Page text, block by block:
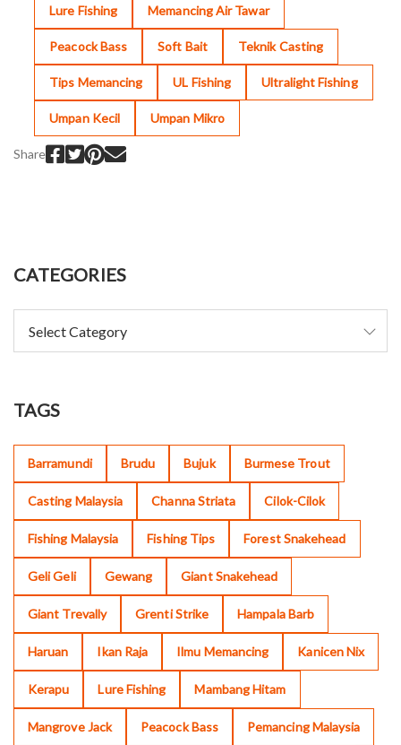
Lure Fishing Memancing Air Tawar
Peacock Bass Soft Bait Teknik Casting
Tips Memancing UL Fishing Ultralight Fishing
Umpan Kecil Umpan Mikro
Share
CATEGORIES
TAGS
Barramundi Brudu Bujuk Burmese Trout
Casting Malaysia Channa Striata Cilok-Cilok
Fishing Malaysia Fishing Tips Forest Snakehead
Geli Geli Gewang Giant Snakehead
Giant Trevally Grenti Strike Hampala Barb
Haruan Ikan Raja Ilmu Memancing Kanicen Nix
Kerapu Lure Fishing Mambang Hitam
Mangrove Jack Peacock Bass Pemancing Malaysia